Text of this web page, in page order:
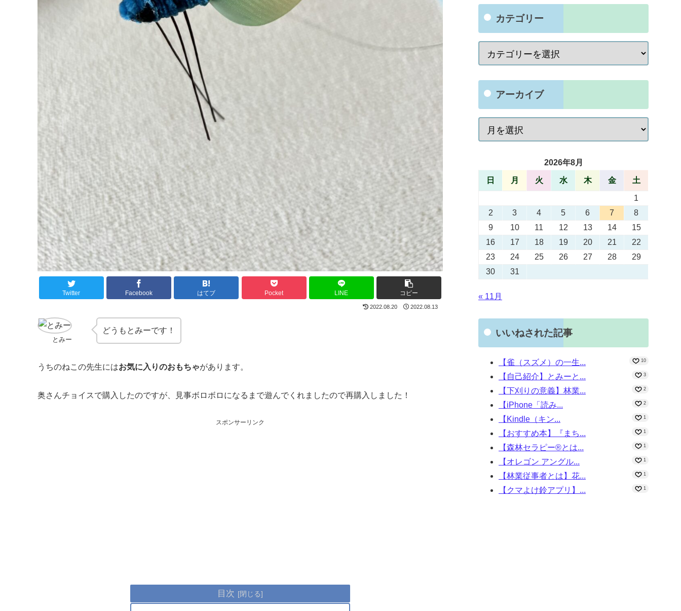
Twitter Facebook はてブ Pocket LINE コピー
2022.08.20 2022.08.13
とみー
どうもとみーです！
うちのねこの先生にはお気に入りのおもちゃがあります。
奥さんチョイスで購入したのですが、見事ボロボロになるまで遊んでくれましたので再購入しました！
スポンサーリンク
目次
カテゴリー
アーカイブ
2026年8月
日 月 火 水 木 金 土
1
2
3 4 5 6 7
8
9
10 11 12 13 14
15
16
17 18 19 20 21
22
23
24 25 26 27 28
29
30
31
« 11月
いいねされた記事
【雀（スズメ）の一生... 10
【自己紹介】とみーと... 3
【下刈りの意義】林業... 2
【iPhone「読み... 2
【Kindle（キン... 1
【おすすめ本】『まち... 1
【森林セラピー®とは... 1
【オレゴン アングル... 1
【林業従事者とは】花... 1
【クマよけ鈴アプリ】... 1